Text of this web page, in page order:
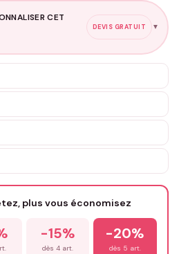
CET
DEVIS GRATUIT ▼
plus vous économisez
-15%
dès 4 art.
-20%
dès 5 art.